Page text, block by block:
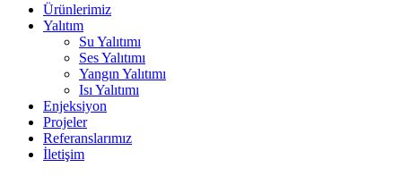
Ürünlerimiz
Yalıtım
Su Yalıtımı
Ses Yalıtımı
Yangın Yalıtımı
Isı Yalıtımı
Enjeksiyon
Projeler
Referanslarımız
İletişim